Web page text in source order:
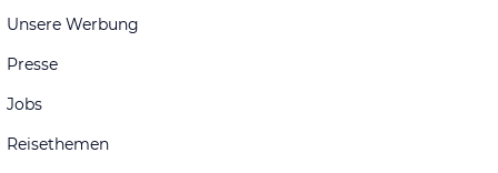
Unsere Werbung
Presse
Jobs
Reisethemen